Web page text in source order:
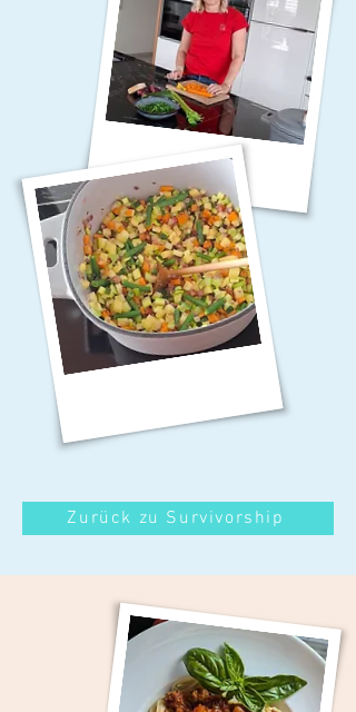
Zurück zu Survivorship